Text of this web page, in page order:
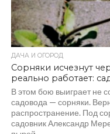
ДАЧА И ОГОРОД
Сорняки исчезнут
реально работает:
В этом бою выиграет не
садовода — сорняки.
распространение. Под
садовник Александр